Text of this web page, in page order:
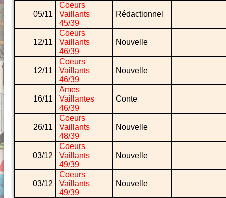
05/11
Coeurs
Vaillants
45/39
Rédactionnel
12/11
Coeurs
Vaillants
46/39
Nouvelle
12/11
Coeurs
Vaillants
46/39
Nouvelle
16/11
Ames
Vaillantes
46/39
Conte
26/11
Coeurs
Vaillants
48/39
Nouvelle
03/12
Coeurs
Vaillants
49/39
Nouvelle
03/12
Coeurs
Vaillants
49/39
Nouvelle